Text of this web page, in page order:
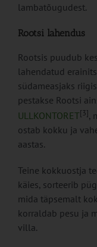
lambatõugudest.
Rootsi lahendus
Rootsis puudub
lahendatud
südameasjaks
pestakse Rootsi
ULLKONTORET[3],
ostab kokku ja
aastas.
Teine kokkuostja
käies, sorteerib
mida täpsemalt
korraldab pesu ja
villa.